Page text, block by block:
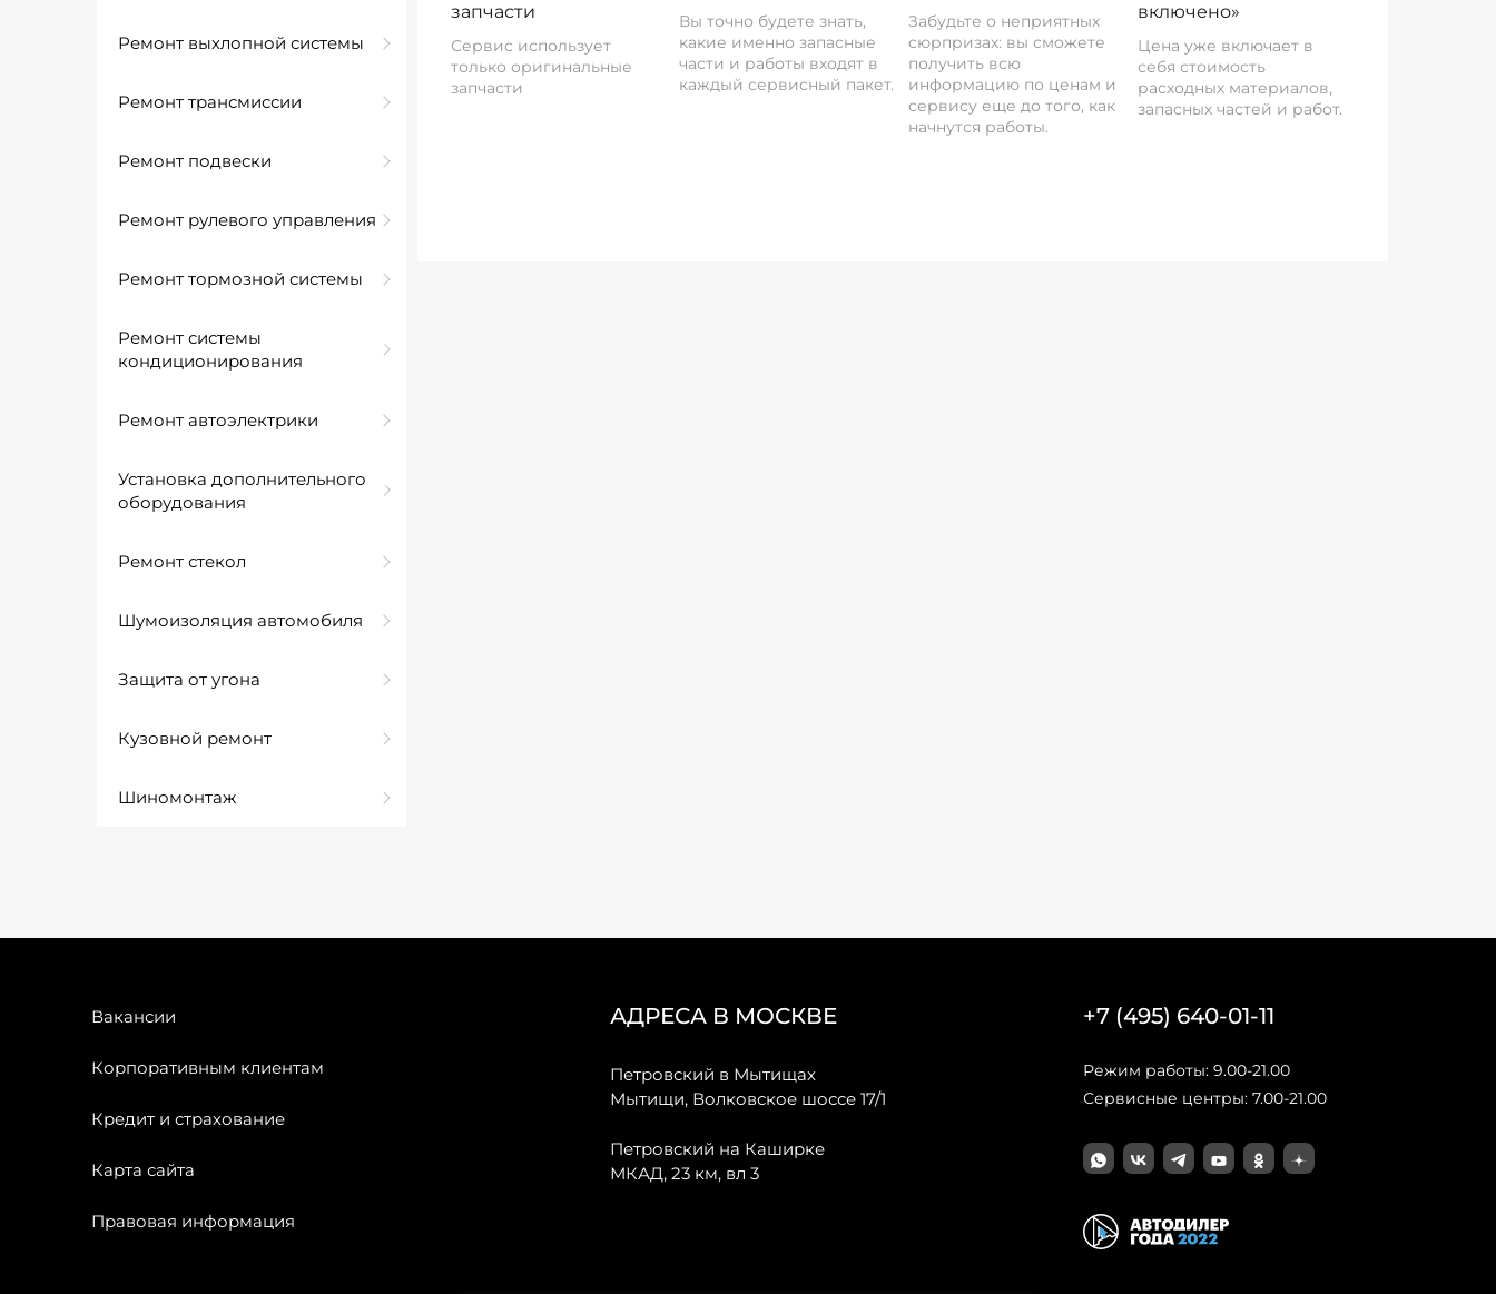
Ремонт выхлопной системы
Ремонт трансмиссии
Ремонт подвески
Ремонт рулевого управления
Ремонт тормозной системы
Ремонт системы
кондиционирования
Ремонт автоэлектрики
Установка дополнительного
оборудования
Ремонт стекол
Шумоизоляция автомобиля
Защита от угона
Кузовной ремонт
Шиномонтаж
запчасти
Сервис использует
только оригинальные
запчасти
Вы точно будете знать,
какие именно запасные
части и работы входят в
каждый сервисный пакет.
Забудьте о неприятных
сюрпризах: вы сможете
получить всю
информацию по ценам и
сервису еще до того, как
начнутся работы.
включено»
Цена уже включает в
себя стоимость
расходных материалов,
запасных частей и работ.
Вакансии
Корпоративным клиентам
Кредит и страхование
Карта сайта
Правовая информация
АДРЕСА В МОСКВЕ
Петровский в Мытищах
Мытищи, Волковское шоссе 17/1
Петровский на Каширке
МКАД, 23 км, вл 3
+7 (495) 640-01-11
Режим работы: 9.00-21.00
Сервисные центры: 7.00-21.00